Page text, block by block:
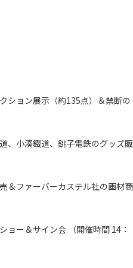
ション展示（約135点）＆禁断の
、小湊鐵道、銚子電鉄のグッズ販
＆ファーバーカステル社の画材商
ョー＆サイン会 （開催時間 14：